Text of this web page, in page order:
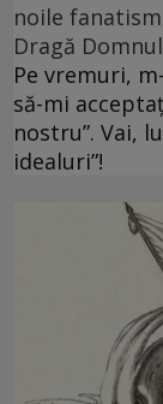
noile
Dragă
Pe vremuri,
să-mi
nostru”. Vai,
idealuri”!